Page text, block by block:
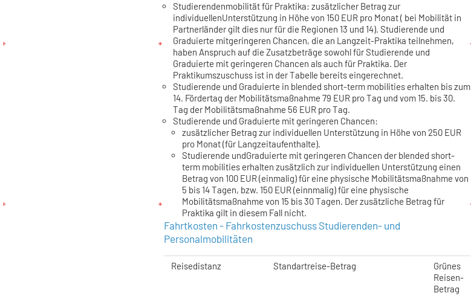
Studierendenmobilität für Praktika: zusätzlicher Betrag zur
individuellenUnterstützung in Höhe von 150 EUR pro Monat ( bei Mobilität in
Partnerländer gilt dies nur für die Regionen 13 und 14). Studierende und
Graduierte mitgeringeren Chancen, die an Langzeit-Praktika teilnehmen,
haben Anspruch auf die Zusatzbeträge sowohl für Studierende und
Graduierte mit geringeren Chancen als auch für Praktika. Der
Praktikumszuschuss ist in der Tabelle bereits eingerechnet.
Studierende und Graduierte in blended short-term mobilities erhalten bis zum
14. Fördertag der Mobilitätsmaßnahme 79 EUR pro Tag und vom 15. bis 30.
Tag der Mobilitätsmaßnahme 56 EUR pro Tag.
Studierende und Graduierte mit geringeren Chancen:
zusätzlicher Betrag zur individuellen Unterstützung in Höhe von 250 EUR
pro Monat (für Langzeitaufenthalte).
Studierende undGraduierte mit geringeren Chancen der blended short-
term mobilities erhalten zusätzlich zur individuellen Unterstützung einen
Betrag von 100 EUR (einmalig) für eine physische Mobilitätsmaßnahme von
5 bis 14 Tagen, bzw. 150 EUR (einnmalig) für eine physische
Mobilitätsmaßnahme von 15 bis 30 Tagen. Der zusätzliche Betrag für
Praktika gilt in diesem Fall nicht.
Fahrtkosten - Fahrkostenzuschuss Studierenden- und
Personalmobilitäten
Reisedistanz Standartreise-Betrag
Grünes
Reisen-
Betrag